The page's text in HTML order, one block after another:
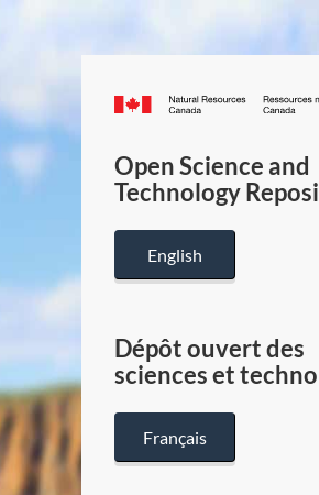
Canada.ca
Open Science and
Technology
English
Dépôt ouvert des
sciences et
Français